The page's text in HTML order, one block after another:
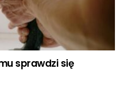
sprawdzi się